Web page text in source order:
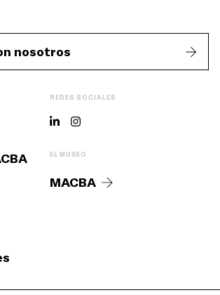
nosotros
REDES SOCIALES
EL MUSEO
MACBA